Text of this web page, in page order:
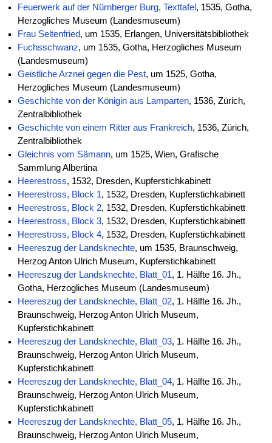
Feuerwerk auf der Nürnberger Burg, Texttafel , 1535, Gotha,
Herzogliches Museum (Landesmuseum)
Frau Seltenfried, um 1535, Erlangen, Universitätsbibliothek
Fuchsschwanz, um 1535, Gotha, Herzogliches Museum
(Landesmuseum)
Geistliche Arznei gegen die Pest, um 1525, Gotha,
Herzogliches Museum (Landesmuseum)
Geschichte von der Königin aus Lamparten, 1536, Zürich,
Zentralbibliothek
Geschichte von einem Ritter aus Frankreich, 1536, Zürich,
Zentralbibliothek
Gleichnis vom Sämann, um 1525, Wien, Grafische
Sammlung Albertina
Heerestross, 1532, Dresden, Kupferstichkabinett
Heerestross, Block 1, 1532, Dresden, Kupferstichkabinett
Heerestross, Block 2, 1532, Dresden, Kupferstichkabinett
Heerestross, Block 3, 1532, Dresden, Kupferstichkabinett
Heerestross, Block 4, 1532, Dresden, Kupferstichkabinett
Heereszug der Landsknechte, um 1535, Braunschweig,
Herzog Anton Ulrich Museum, Kupferstichkabinett
Heereszug der Landsknechte, Blatt_01, 1. Hälfte 16. Jh.,
Gotha, Herzogliches Museum (Landesmuseum)
Heereszug der Landsknechte, Blatt_02, 1. Hälfte 16. Jh.,
Braunschweig, Herzog Anton Ulrich Museum,
Kupferstichkabinett
Heereszug der Landsknechte, Blatt_03, 1. Hälfte 16. Jh.,
Braunschweig, Herzog Anton Ulrich Museum,
Kupferstichkabinett
Heereszug der Landsknechte, Blatt_04, 1. Hälfte 16. Jh.,
Braunschweig, Herzog Anton Ulrich Museum,
Kupferstichkabinett
Heereszug der Landsknechte, Blatt_05, 1. Hälfte 16. Jh.,
Braunschweig, Herzog Anton Ulrich Museum,